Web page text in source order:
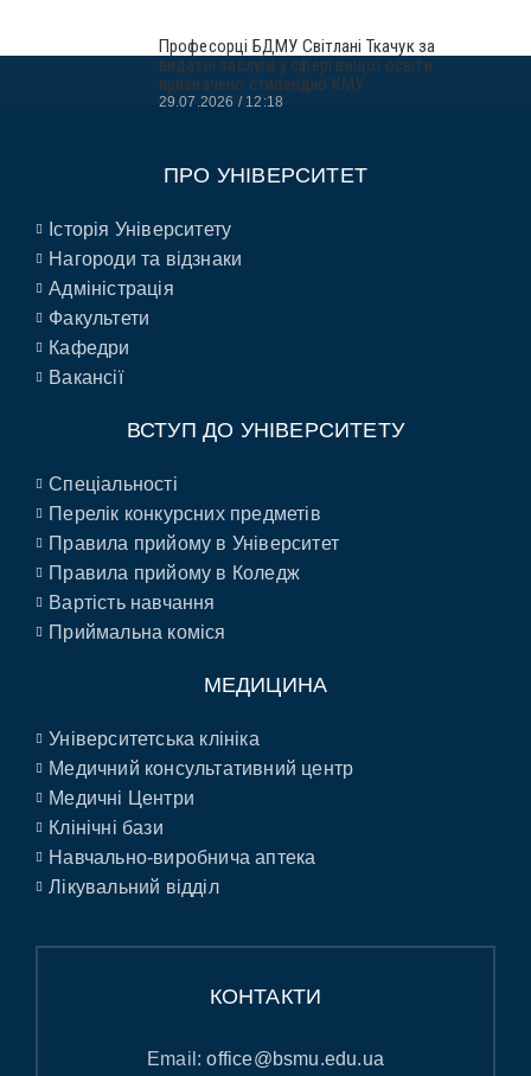
Професорці БДМУ Світлані Ткачук за
видатні заслуги у сфері вищої освіти
призначено стипендію КМУ
29.07.2026 12:18
ПРО УНІВЕРСИТЕТ
Історія Університету
Нагороди та відзнаки
Адміністрація
Факультети
Кафедри
Вакансії
ВСТУП ДО УНІВЕРСИТЕТУ
Спеціальності
Перелік конкурсних предметів
Правила прийому в Університет
Правила прийому в Коледж
Вартість навчання
Приймальна коміся
МЕДИЦИНА
Університетська клініка
Медичний консультативний центр
Медичні Центри
Клінічні бази
Навчально-виробнича аптека
Лікувальний відділ
КОНТАКТИ
Email:office@bsmu.edu.ua